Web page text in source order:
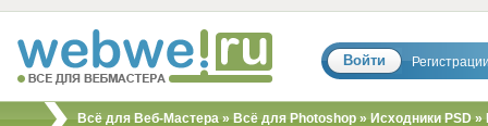
Скрипты, шаблоны,
Войти
Всё для Веб-Мастера»Всё для Photoshop»Исходники PSD»